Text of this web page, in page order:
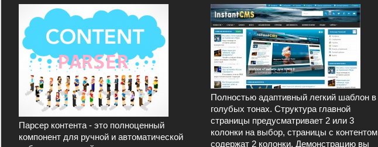
Парсер контента - это полноценный
компонент для ручной и автоматической
Полностью адаптивный легкий шаблон в
голубых тонах. Структура главной
страницы предусматривает 2 или 3
колонки на выбор, страницы с контентом
содержат 2 колонки. Демонстрацию вы